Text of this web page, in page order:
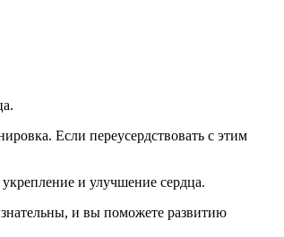
Если переусердствовать с этим
и улучшение сердца.
и вы поможете развитию